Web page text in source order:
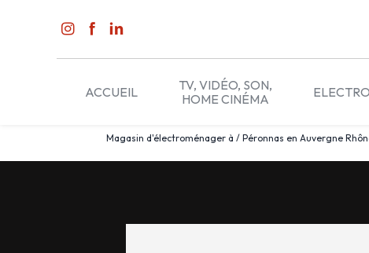
ACCUEIL
TV, VIDÉO, SON,
HOME CINÉMA
Magasin d'électroménager à / Péronnas en Auvergne